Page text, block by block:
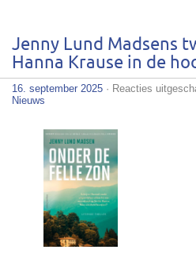
Jenny Lund Madsens
Hanna Krause in de
16. september 2025 · Reacties
Nieuws